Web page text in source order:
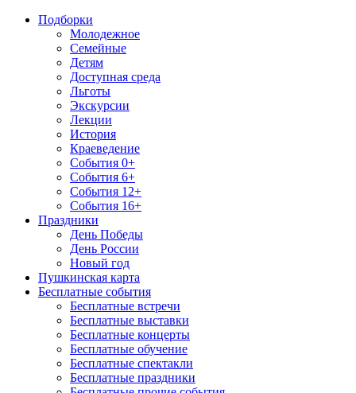
Подборки
Молодежное
Семейные
Детям
Доступная среда
Льготы
Экскурсии
Лекции
История
Краеведение
События 0+
События 6+
События 12+
События 16+
Праздники
День Победы
День России
Новый год
Пушкинская карта
Бесплатные события
Бесплатные встречи
Бесплатные выставки
Бесплатные концерты
Бесплатные обучение
Бесплатные спектакли
Бесплатные праздники